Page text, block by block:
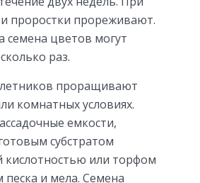
проростки прореживают.
семена цветов могут
раз.
проращивают
комнатных условиях.
емкости,
субстратом
кислотностью или торфом
песка и мела. Семена